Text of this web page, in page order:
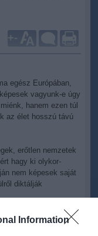
Information
+-
egész Európában,
vagyunk-e úgy
hanem ezen túl
az élet hosszú távú
erőtlen nemzetek
hagy ki olykor-
nem képesek saját
diktálják
ezelőtt Lenti